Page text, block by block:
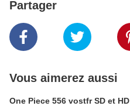
Partager
Vous aimerez aussi
One Piece 556 vostfr SD et HD